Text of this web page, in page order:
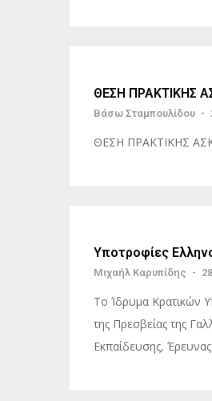
ΘΕΣΗ ΠΡΑΚΤΙΚΗΣ
Βάσω Σταμπουλίδου -
ΘΕΣΗ ΠΡΑΚΤΙΚΗΣ
Υποτροφίες
Μιχαήλ Καρυπίδης -
Το Ίδρυμα Κρατικών
της Πρεσβείας της
Εκπαίδευσης,